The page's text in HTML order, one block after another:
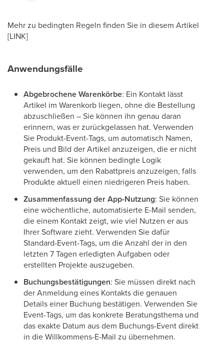
Mehr zu bedingten Regeln finden Sie in diesem Artikel
[LINK]
Anwendungsfälle
Abgebrochene Warenkörbe: Ein Kontakt lässt
Artikel im Warenkorb liegen, ohne die Bestellung
abzuschließen – Sie können ihn genau daran
erinnern, was er zurückgelassen hat. Verwenden
Sie Produkt-Event-Tags, um automatisch Namen,
Preis und Bild der Artikel anzuzeigen, die er nicht
gekauft hat. Sie können bedingte Logik
verwenden, um den Rabattpreis anzuzeigen, falls
Produkte aktuell einen niedrigeren Preis haben.
Zusammenfassung der App-Nutzung: Sie können
eine wöchentliche, automatisierte E-Mail senden,
die einem Kontakt zeigt, wie viel Nutzen er aus
Ihrer Software zieht. Verwenden Sie dafür
Standard-Event-Tags, um die Anzahl der in den
letzten 7 Tagen erledigten Aufgaben oder
erstellten Projekte auszugeben.
Buchungsbestätigungen: Sie müssen direkt nach
der Anmeldung eines Kontakts die genauen
Details einer Buchung bestätigen. Verwenden Sie
Event-Tags, um das konkrete Beratungsthema und
das exakte Datum aus dem Buchungs-Event direkt
in die Willkommens-E-Mail zu übernehmen.